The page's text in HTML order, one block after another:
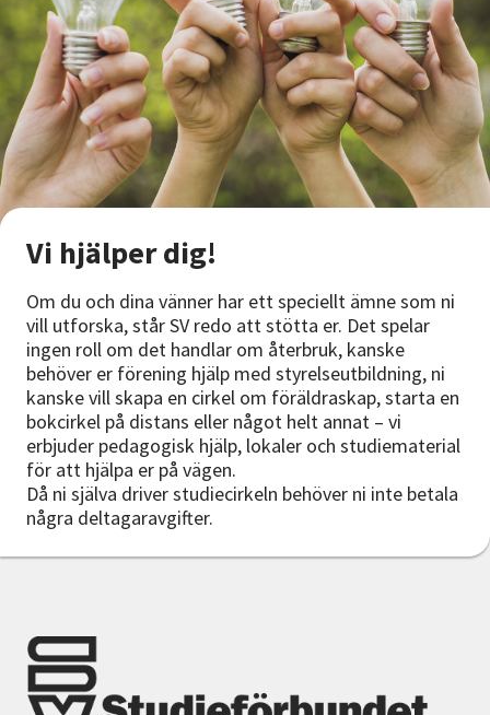
Vi hjälper dig!
Om du och dina vänner har ett speciellt ämne som ni
vill utforska, står SV redo att stötta er. Det spelar
ingen roll om det handlar om återbruk, kanske
behöver er förening hjälp med styrelseutbildning, ni
kanske vill skapa en cirkel om föräldraskap, starta en
bokcirkel på distans eller något helt annat – vi
erbjuder pedagogisk hjälp, lokaler och studiematerial
för att hjälpa er på vägen.
Då ni själva driver studiecirkeln behöver ni inte betala
några deltagaravgifter.